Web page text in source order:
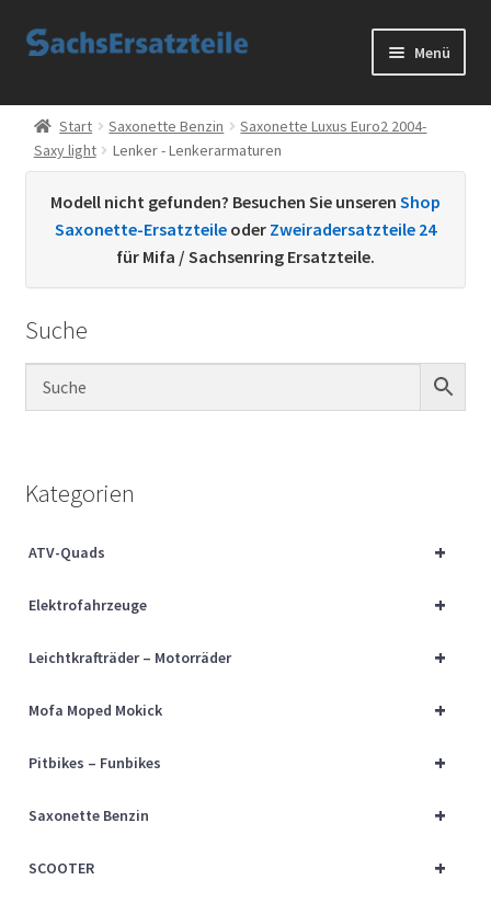
Zur
Zum
Menü
Start
AGB
Datenschutzerklärung
Kontakt
Sachs Ersatzteile
Über uns
Start Saxonette Benzin
Saxonette Luxus Euro2 2004-
Saxy light
Lenker - Lenkerarmaturen
Modell nicht gefunden? Besuchen Sie unseren Shop
Saxonette-Ersatzteile oder Zweiradersatzteile 24
für Mifa / Sachsenring Ersatzteile.
Suche
Kategorien
+
ATV-Quads
+
Elektrofahrzeuge
+
Leichtkrafträder – Motorräder
+
Mofa Moped Mokick
+
Pitbikes – Funbikes
+
Saxonette Benzin
+
SCOOTER